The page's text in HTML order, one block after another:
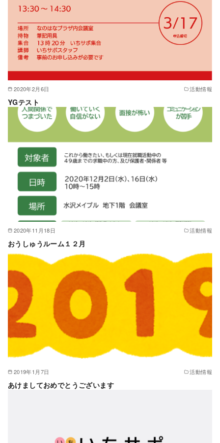
2020年2月6日 活動情報
YGテスト
2020年11月18日 活動情報
おうしゅうルーム１２月
2019年1月7日 活動情報
あけましておめでとうございます